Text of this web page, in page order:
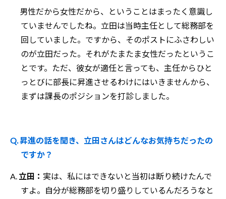
男性だから女性だから、ということはまったく意識し
ていませんでしたね。立田は当時主任として総務部を
回していました。ですから、そのポストにふさわしい
のが立田だった。それがたまたま女性だったというこ
とです。ただ、彼女が適任と言っても、主任からひと
っとびに部長に昇進させるわけにはいきませんから、
まずは課長のポジションを打診しました。
Q. 昇進の話を聞き、立田さんはどんなお気持ちだったの
ですか？
A. 立田： 実は、私にはできないと当初は断り続けたんで
すよ。自分が総務部を切り盛りしているんだろうなと